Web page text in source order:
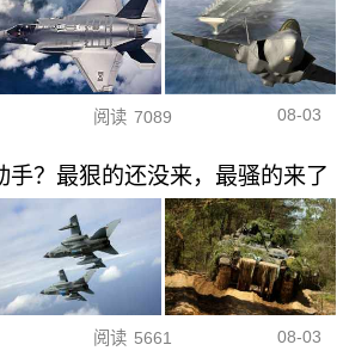
阅读 7089 08-03
手？最狠的还没来，最骚的来了
阅读 5661 08-03